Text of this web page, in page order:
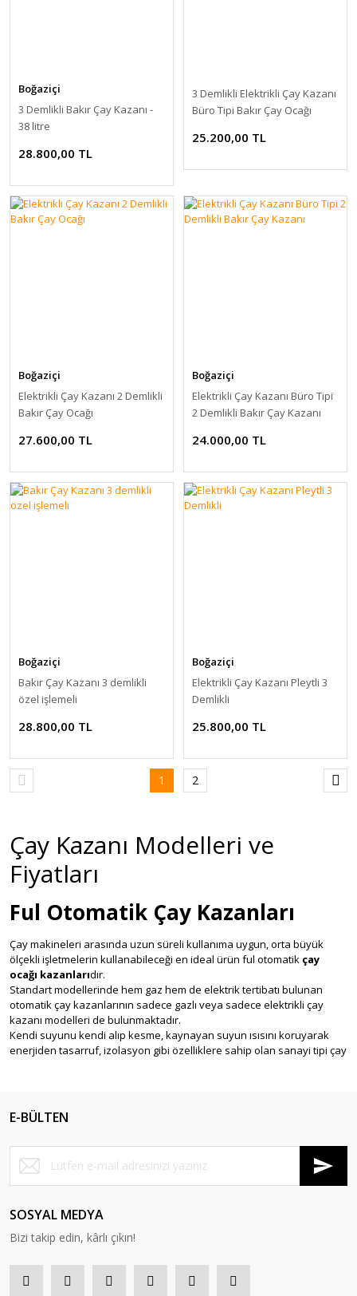
Boğaziçi
3 Demlikli Bakır Çay Kazanı -
38 litre
28.800,00 TL
3 Demlikli Elektrikli Çay Kazanı
Büro Tipi Bakır Çay Ocağı
25.200,00 TL
Boğaziçi
Elektrikli Çay Kazanı 2 Demlikli
Bakır Çay Ocağı
27.600,00 TL
Boğaziçi
Elektrikli Çay Kazanı Büro Tipi
2 Demlikli Bakır Çay Kazanı
24.000,00 TL
Boğaziçi
Bakır Çay Kazanı 3 demlikli
özel işlemeli
28.800,00 TL
Boğaziçi
Elektrikli Çay Kazanı Pleytli 3
Demlikli
25.800,00 TL
1 2
Çay Kazanı Modelleri ve
Fiyatları
Ful Otomatik Çay Kazanları
Çay makineleri arasında uzun süreli kullanıma uygun, orta büyük
ölçekli işletmelerin kullanabileceği en ideal ürün ful otomatik çay
ocağı kazanlarıdır.
Standart modellerinde hem gaz hem de elektrik tertibatı bulunan
otomatik çay kazanlarının sadece gazlı veya sadece elektrikli çay
kazanı modelleri de bulunmaktadır.
Kendi suyunu kendi alıp kesme, kaynayan suyun ısısını koruyarak
enerjiden tasarruf, izolasyon gibi özelliklere sahip olan sanayi tipi çay
Çay kazanı imalatında iç kazan malzemesi olarak 304 kalite
paslanmaz krom kullanılmakta olup, talep edilirse bakır iç kazan da
Dış kaplama malzemesi ise tavlı bakır, galvaniz veya paslanmaz krom
gibi alternatifler içerir.
Çeşitli ebat ve tasarımlara sahip alternatif bir çok modeli bulunançay
Çay Kazanı Çeşitleri
Bakır çay kazanları: Dış yüzeyi %99 tavlanmış bakırdan imal
edilir. Bu dış yüzey üzerine her tür desen (yazı, şirket logosu
E-BÜLTEN
SOSYAL MEDYA
Bizi takip edin, kârlı çıkın!